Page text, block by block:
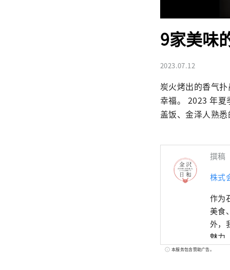
9家美味
2023.07.12
炭火烤出的香气
幸福。 2023 年夏
盖饭、金泽人熟
撰稿
株式
作为
美食
外，
魅力
本服务包含赞助广告。